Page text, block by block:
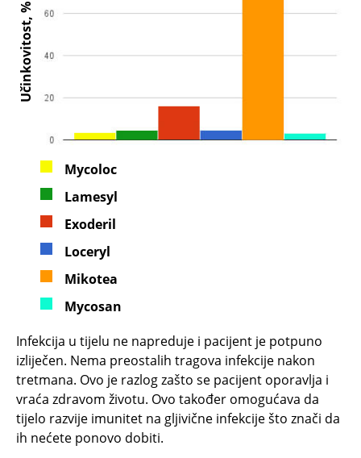
Učinkovitost, %
Mycoloc
Lamesyl
Exoderil
Loceryl
Mikotea
Mycosan
Infekcija u tijelu ne napreduje i pacijent je potpuno
izliječen. Nema preostalih tragova infekcije nakon
tretmana. Ovo je razlog zašto se pacijent oporavlja i
vraća zdravom životu. Ovo također omogućava da
tijelo razvije imunitet na gljivične infekcije što znači da
ih nećete ponovo dobiti.